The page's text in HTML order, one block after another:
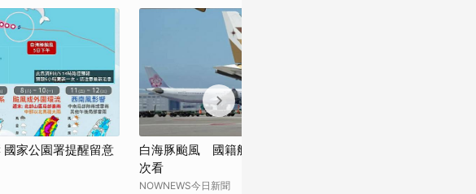
家公園署提醒留意
白海豚颱風 國籍航空明後天航班異動一
次看
NOWNEWS今日新聞